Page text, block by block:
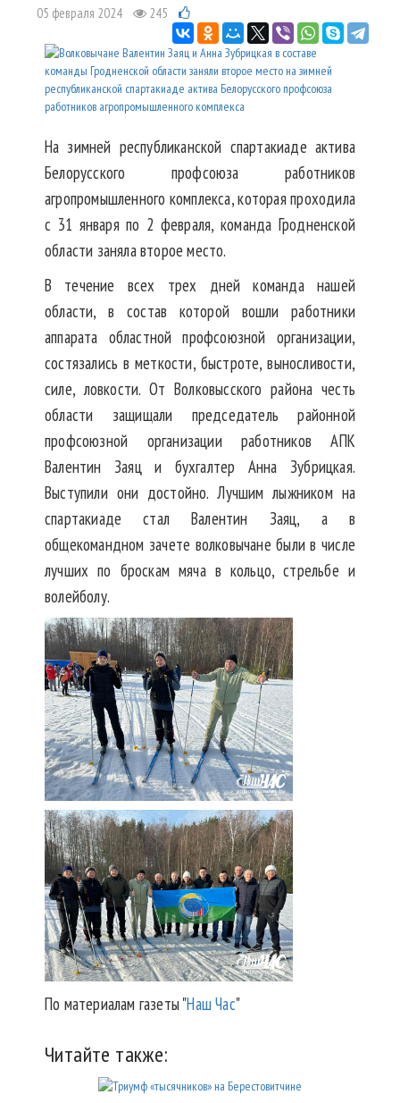
05 февраля 2024 245
На зимней республиканской спартакиаде актива
Белорусского профсоюза работников
агропромышленного комплекса, которая проходила
с 31 января по 2 февраля, команда Гродненской
области заняла второе место.
В течение всех трех дней команда нашей
области, в состав которой вошли работники
аппарата областной профсоюзной организации,
состязались в меткости, быстроте, выносливости,
силе, ловкости. От Волковысского района честь
области защищали председатель районной
профсоюзной организации работников АПК
Валентин Заяц и бухгалтер Анна Зубрицкая.
Выступили они достойно. Лучшим лыжником на
спартакиаде стал Валентин Заяц, а в
общекомандном зачете волковычане были в числе
лучших по броскам мяча в кольцо, стрельбе и
волейболу.
По материалам газеты "Наш Час"
Читайте также: